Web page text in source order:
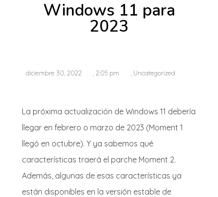
Windows 11 para
2023
diciembre 30, 2022 2:05 pm Uncategorized
La próxima actualización de Windows 11 debería
llegar en febrero o marzo de 2023 (Moment 1
llegó en octubre). Y ya sabemos qué
características traerá el parche Moment 2.
Además, algunas de esas características ya
están disponibles en la versión estable de